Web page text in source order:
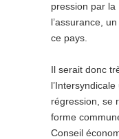
pression par
l’assurance,
ce pays.
Il serait donc
régression, se
forme
Conseil